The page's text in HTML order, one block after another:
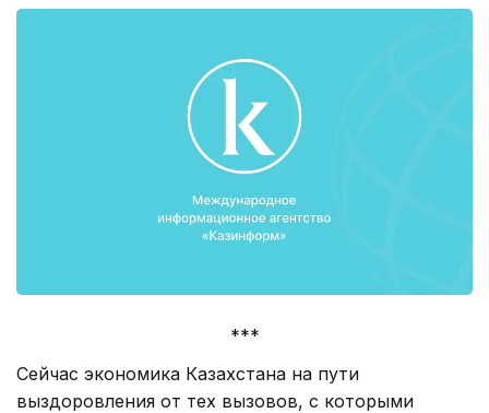
***
Сейчас экономика Казахстана на пути
выздоровления от тех вызовов, с которыми